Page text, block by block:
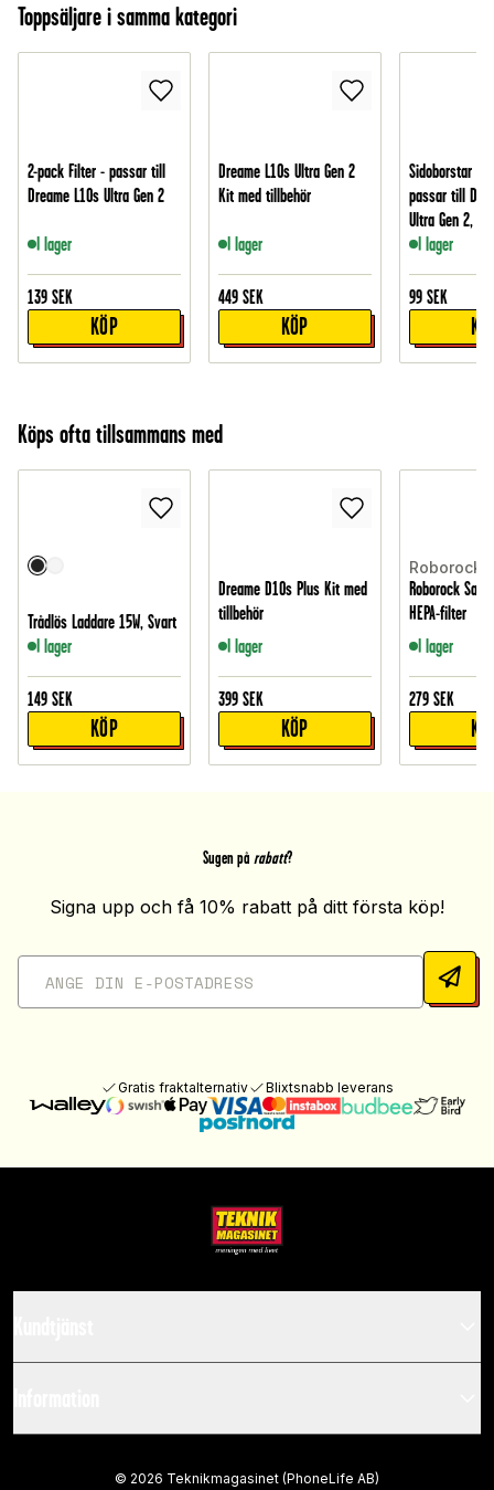
Toppsäljare i samma kategori
2-pack Filter - passar till
Dreame L10s Ultra Gen 2
I lager
139 SEK
KÖP
Dreame L10s Ultra Gen 2
Kit med tillbehör
I lager
449 SEK
KÖP
Sidoborstar i
passar till
Ultra Gen 2, Vit
I lager
99 SEK
Köps ofta tillsammans med
Trådlös Laddare 15W, Svart
I lager
149 SEK
KÖP
Dreame D10s Plus Kit med
tillbehör
I lager
399 SEK
KÖP
Roborock
Roborock
HEPA-filter
I lager
279 SEK
Sugen på rabatt?
Signa upp och få 10% rabatt på ditt första köp!
Gratis fraktalternativ Blixtsnabb leverans
© 2026 Teknikmagasinet (PhoneLife AB)